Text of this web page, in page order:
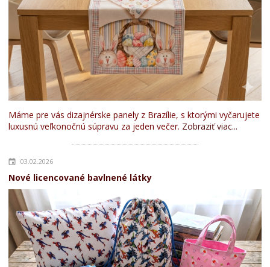
Máme pre vás dizajnérske panely z Brazílie, s ktorými vyčarujete
luxusnú veľkonočnú súpravu za jeden večer. Zobraziť viac...
03.02.2026
Nové licencované bavlnené látky